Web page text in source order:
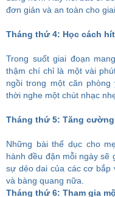
đơn giản và an toàn cho
Tháng thứ 4: Học cách
Trong suốt giai đoạn
thậm chí chỉ là một vài
ngồi trong một căn
thời nghe một chút nhạc
Tháng thứ 5: Tăng
Những bài thể dục cho
hành đều đặn mỗi ngày sẽ
sự dẻo dai của các cơ bắp
và bàng quang nữa.
Tháng thứ 6: Tham gia